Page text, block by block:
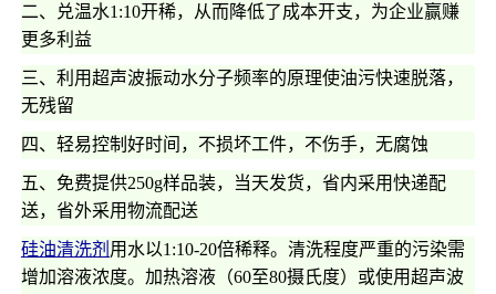
二、兑温水1:10开稀，从而降低了成本开支，为企业赢赚
更多利益
三、利用超声波振动水分子频率的原理使油污快速脱落，
无残留
四、轻易控制好时间，不损坏工件，不伤手，无腐蚀
五、免费提供250g样品装，当天发货，省内采用快递配
送，省外采用物流配送
硅油清洗剂 用水以1:10-20倍稀释。清洗程度严重的污染需
增加溶液浓度。加热溶液（60至80摄氏度）或使用超声波